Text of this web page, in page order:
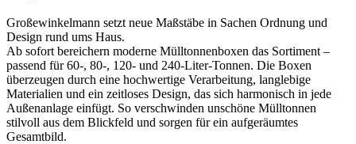
Großewinkelmann setzt neue Maßstäbe in Sachen Ordnung und
Design rund ums Haus.
Ab sofort bereichern moderne Mülltonnenboxen das Sortiment –
passend für 60-, 80-, 120- und 240-Liter-Tonnen. Die Boxen
überzeugen durch eine hochwertige Verarbeitung, langlebige
Materialien und ein zeitloses Design, das sich harmonisch in jede
Außenanlage einfügt. So verschwinden unschöne Mülltonnen
stilvoll aus dem Blickfeld und sorgen für ein aufgeräumtes
Gesamtbild.